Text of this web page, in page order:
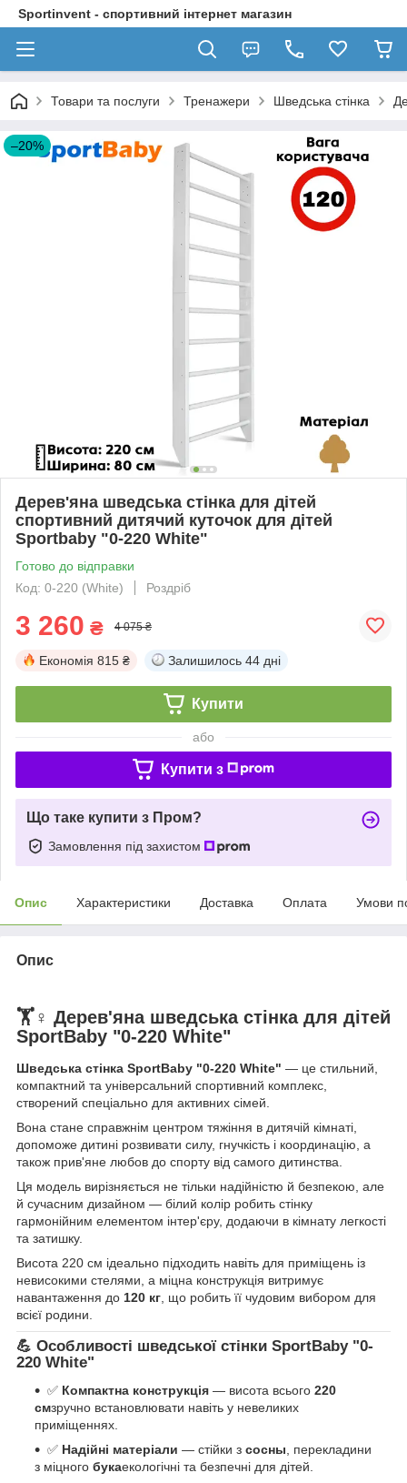
Sportinvent - спортивний інтернет магазин
Товари та послуги Тренажери Шведська стінка
–20%
Дерев'яна шведська стінка для дітей
спортивний дитячий куточок для дітей
Sportbaby "0-220 White"
Готово до відправки
Код: 0-220 (White)
Роздріб
3 260 ₴ 4 075 ₴
Економія 815 ₴ Залишилось 44 дні
Купити
або
Купити з
Що таке купити з Пром?
Замовлення під захистом
Опис Характеристики Доставка Оплата Умови
Опис
🏋️♀️ Дерев'яна шведська стінка для дітей
SportBaby "0-220 White"
Шведська стінка SportBaby "0-220 White" — це стильний,
компактний та універсальний спортивний комплекс,
створений спеціально для активних сімей.
Вона стане справжнім центром тяжіння в дитячій кімнаті,
допоможе дитині розвивати силу, гнучкість і координацію, а
також прив'яне любов до спорту від самого дитинства.
Ця модель вирізняється не тільки надійністю й безпекою, але
й сучасним дизайном — білий колір робить стінку
гармонійним елементом інтер'єру, додаючи в кімнату легкості
та затишку.
Висота 220 см ідеально підходить навіть для приміщень із
невисокими стелями, а міцна конструкція витримує
навантаження до 120 кг, що робить її чудовим вибором для
всієї родини.
💪 Особливості шведської стінки SportBaby "0-
220 White"
✅ Компактна конструкція — висота всього 220
смзручно встановлювати навіть у невеликих
приміщеннях.
✅ Надійні матеріали — стійки з сосны, перекладини
з міцного букаекологічні та безпечні для дітей.